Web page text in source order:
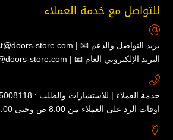
للتواصل مع خدمة العملاء
contact@doors-store.com | 📧 بريد التواصل والدعم
inf@doors-store.com | 📧 البريد الإلكتروني العام
خدمة العملاء | للاستشارات والطلب : 0595008118
اوقات الرد على العملاء من 8:00 ص وحتى 6:00 م